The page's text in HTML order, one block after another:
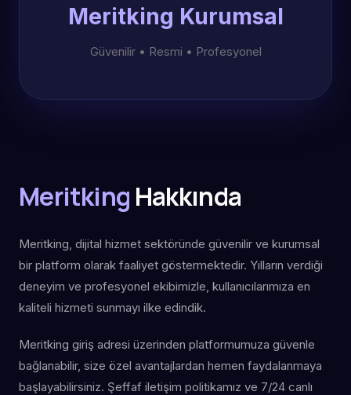
Meritking Kurumsal
Güvenilir • Resmi • Profesyonel
Meritking Hakkında
Meritking, dijital hizmet sektöründe güvenilir ve kurumsal
bir platform olarak faaliyet göstermektedir. Yılların verdiği
deneyim ve profesyonel ekibimizle, kullanıcılarımıza en
kaliteli hizmeti sunmayı ilke edindik.
Meritking giriş adresi üzerinden platformumuza güvenle
bağlanabilir, size özel avantajlardan hemen faydalanmaya
başlayabilirsiniz. Şeffaf iletişim politikamız ve 7/24 canlı